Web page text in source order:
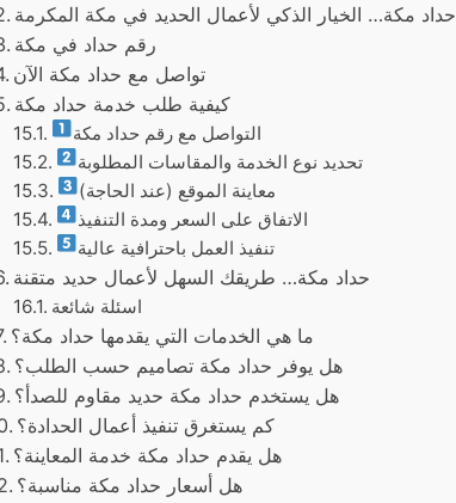
حداد مكة… الخيار الذكي لأعمال الحديد في مكة المكرمة
رقم حداد في مكة
تواصل مع حداد مكة الآن
كيفية طلب خدمة حداد مكة
التواصل مع رقم حداد مكة
تحديد نوع الخدمة والمقاسات المطلوبة
معاينة الموقع (عند الحاجة)
الاتفاق على السعر ومدة التنفيذ
تنفيذ العمل باحترافية عالية
حداد مكة… طريقك السهل لأعمال حديد متقنة
ما هي الخدمات التي يقدمها حداد مكة؟
هل يوفر حداد مكة تصاميم حسب الطلب؟
هل يستخدم حداد مكة حديد مقاوم للصدأ؟
كم يستغرق تنفيذ أعمال الحدادة؟
هل يقدم حداد مكة خدمة المعاينة؟
هل أسعار حداد مكة مناسبة؟